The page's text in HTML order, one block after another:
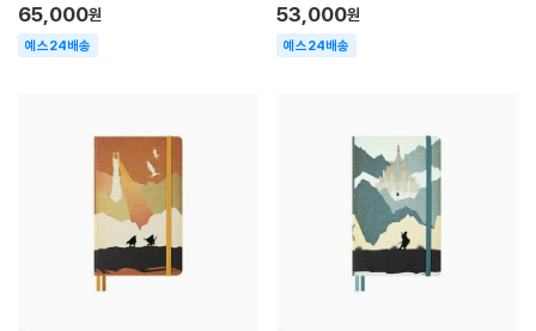
65,000원
예스24배송
53,000원
예스24배송